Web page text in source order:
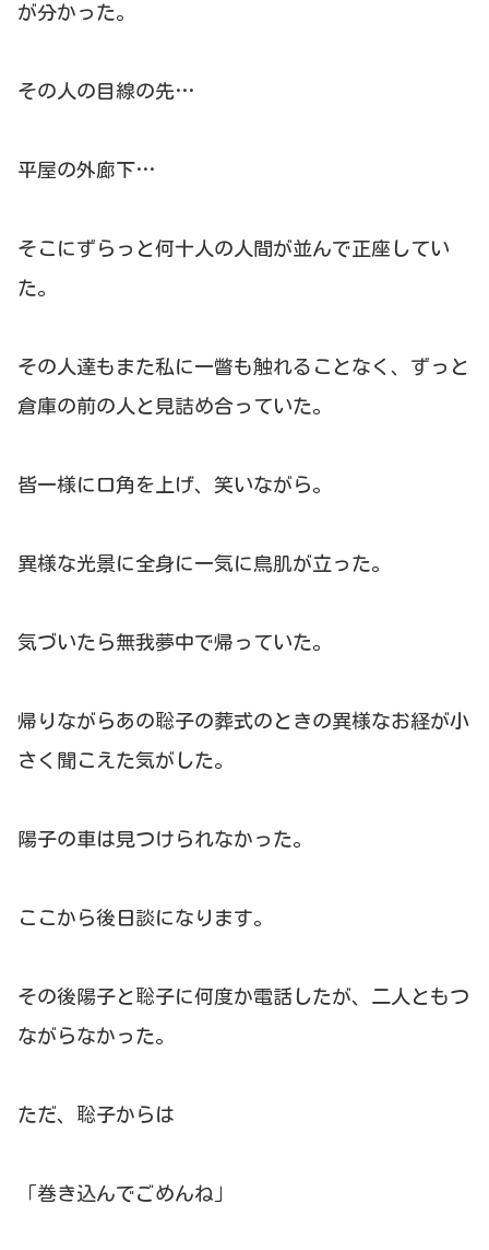
が分かった。
その人の目線の先…
平屋の外廊下…
そこにずらっと何十人の人間が並んで正座してい
た。
その人達もまた私に一瞥も触れることなく、ずっと
倉庫の前の人と見詰め合っていた。
皆一様に口角を上げ、笑いながら。
異様な光景に全身に一気に鳥肌が立った。
気づいたら無我夢中で帰っていた。
帰りながらあの聡子の葬式のときの異様なお経が小
さく聞こえた気がした。
陽子の車は見つけられなかった。
ここから後日談になります。
その後陽子と聡子に何度か電話したが、二人ともつ
ながらなかった。
ただ、聡子からは
「巻き込んでごめんね」